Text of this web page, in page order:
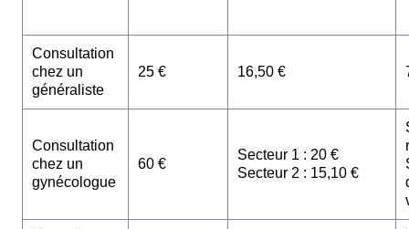
Consultation
chez un
généraliste
25 € 16,50 €
Consultation
chez un
gynécologue
60 €
Secteur 1 : 20 €
Secteur 2 : 15,10 €